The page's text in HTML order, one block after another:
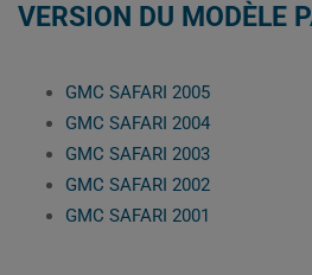
VERSION DU MODÈLE
GMC SAFARI 2005
GMC SAFARI 2004
GMC SAFARI 2003
GMC SAFARI 2002
GMC SAFARI 2001